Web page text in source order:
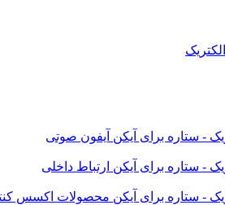
آیفون صوتی
ارتباط داخلی
محصولات اکسس